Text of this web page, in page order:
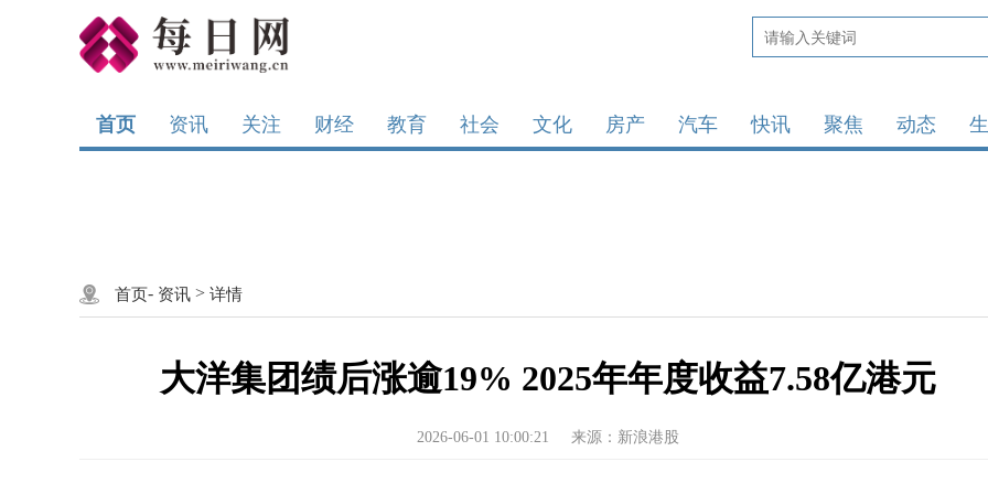
首页 资讯 关注 财经 教育 社会 文化 房产 汽车 快讯 聚焦 动态
首页- 资讯 > 详情
大洋集团绩后涨逾19% 2025年年度收益7.58亿港元
2026-06-01 10:00:21 来源：新浪港股